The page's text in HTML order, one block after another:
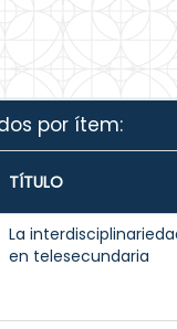
por ítem:
TÍTULO
La
en telesecundaria